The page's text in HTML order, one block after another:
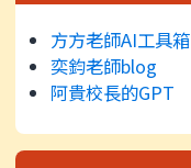
方方老師AI工具箱
奕鈞老師blog
阿貴校長的GPT